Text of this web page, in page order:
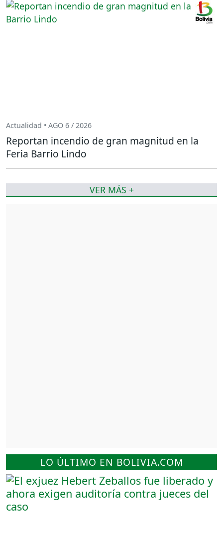
LO ÚLTIMO EN BOLIVIA.COM
Actualidad • AGO 6 / 2026
Reportan incendio de gran magnitud en la
Feria Barrio Lindo
VER MÁS +